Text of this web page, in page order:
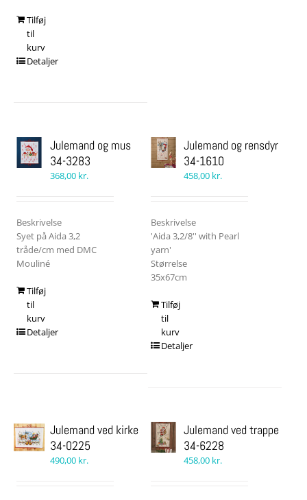
Tilføj
til
kurv
Detaljer
Julemand og mus
34-3283
368,00 kr.
Beskrivelse
Syet på Aida 3,2
tråde/cm med DMC
Mouliné
Tilføj
til
kurv
Detaljer
Julemand og rensdyr
34-1610
458,00 kr.
Beskrivelse
'Aida 3,2/8'' with Pearl
yarn'
Størrelse
35x67cm
Tilføj
til
kurv
Detaljer
Julemand ved kirke
34-0225
490,00 kr.
Julemand ved trappe
34-6228
458,00 kr.